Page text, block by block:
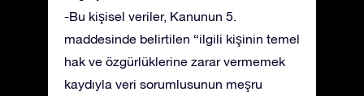
-Bu kişisel veriler, Kanunun 5.
maddesinde belirtilen “ilgili kişinin temel
hak ve özgürlüklerine zarar vermemek
kaydıyla veri sorumlusunun meşru